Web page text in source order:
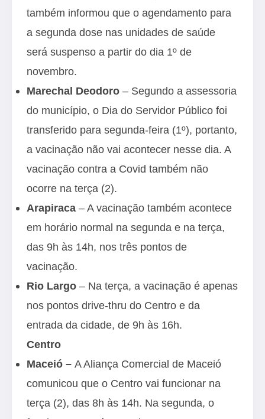
também informou que o agendamento para
a segunda dose nas unidades de saúde
será suspenso a partir do dia 1º de
novembro.
Marechal Deodoro – Segundo a assessoria
do município, o Dia do Servidor Público foi
transferido para segunda-feira (1º), portanto,
a vacinação não vai acontecer nesse dia. A
vacinação contra a Covid também não
ocorre na terça (2).
Arapiraca – A vacinação também acontece
em horário normal na segunda e na terça,
das 9h às 14h, nos três pontos de
vacinação.
Rio Largo – Na terça, a vacinação é apenas
nos pontos drive-thru do Centro e da
entrada da cidade, de 9h às 16h.
Centro
Maceió – A Aliança Comercial de Maceió
comunicou que o Centro vai funcionar na
terça (2), das 8h às 14h. Na segunda, o